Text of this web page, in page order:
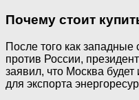
Почему стоит
После того как
против России,
заявил, что Москва
для экспорта